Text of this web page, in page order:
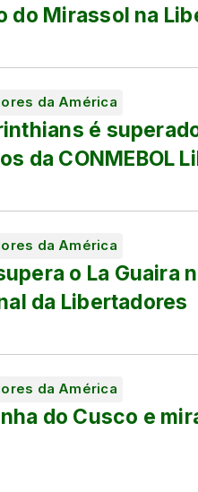
do Mirassol na
da América
é
da CONMEBOL
da América
o La Guaira
da Libertadores
da América
do Cusco e